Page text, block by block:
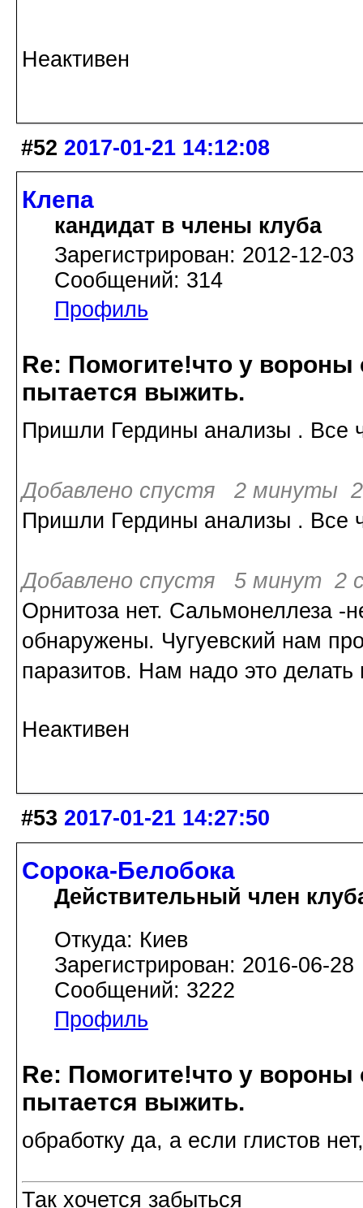
Неактивен
#52 2017-01-21 14:12:08
Клепа
кандидат в члены клуба
Зарегистрирован: 2012-12-03
Сообщений: 314
Профиль
Re: Помогите!что у
пытается выжить.
Пришли Гердины анализы . Все
Добавлено спустя 2 минуты
Пришли Гердины анализы . Все
Добавлено спустя 5 минут 2
Орнитоза нет. Сальмонеллеза -
обнаружены. Чугуевский нам
паразитов. Нам надо это
Неактивен
#53 2017-01-21 14:27:50
Сорока-Белобока
Действительный член
Откуда: Киев
Зарегистрирован: 2016-06-28
Сообщений: 3222
Профиль
Re: Помогите!что у
пытается выжить.
обработку да, а если глистов
Так хочется забыться